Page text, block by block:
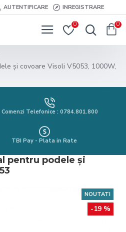
AUTENTIFICARE INREGISTRARE
0 0
și covoare Visoli V5053, 1000W,
Comenzi Telefonice : 0784.801.800
TBI Pay - Plata in Rate
pentru podele și
NOUTATI
-19 %